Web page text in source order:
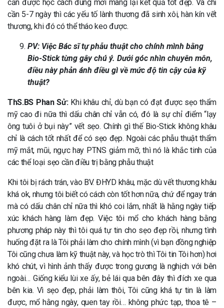
cần được học cách đúng mới mang lại kết quả tốt đẹp. Và chỉ
cần 5-7 ngày thì các yếu tố lành thương đã sinh xôi, hàn kín vết
thương, khi đó có thể tháo keo được.
PV: Việc Bác sĩ tự phẫu thuật cho chính mình bằng
Bio-Stick từng gây chú ý. Dưới góc nhìn chuyên môn,
điều này phản ánh điều gì về mức độ tin cậy của kỹ
thuật?
ThS.BS Phan Sử:Khi khâu chỉ, dù bạn có đạt được sẹo thẩm
mỹ cao đi nữa thì dấu chân chỉ vẫn có, đó là sự chỉ điểm “lạy
ông tuôi ở bụi này” vết sẹo. Chính gì thế Bio-Stick không khâu
chỉ là cách tốt nhất để có sẹo đẹp. Ngoài các phẫu thuật thẩm
mỹ mắt, mũi, ngực hay PTNS giảm mỡ, thì nó là khắc tinh của
các thể loại sẹo cần điều trị bằng phẫu thuật
Khi tôi bị rách trán, vào BV. ĐHYD khâu, mặc dù vết thương khâu
khá ok, nhưng tôi biết có cách còn tốt hơn nữa, chứ để ngay trán
mà có dấu chân chỉ nữa thì khó coi lắm, nhất là hằng ngày tiếp
xúc khách hàng làm đẹp. Việc tôi mổ cho khách hàng bằng
phương pháp này thì tôi quá tự tin cho sẹo đẹp rồi, nhưng tình
huống đặt ra là Tôi phải làm cho chính mình (vì bạn đồng nghiệp
Tôi cũng chưa làm kỹ thuật này, và học trò thì Tôi tin Tôi hơn) hơi
khó chút, vì hình ảnh thấy được trong gương là nghịch với bên
ngoài… Giống kiểu lùi xe ấy, bẻ lái qua bên đây thì đích xe qua
bên kia. Vì sẹo đẹp, phải làm thôi, Tôi cũng khá tự tin là làm
được, mổ hằng ngày, quen tay rồi… không phức tạp, thoa tê –